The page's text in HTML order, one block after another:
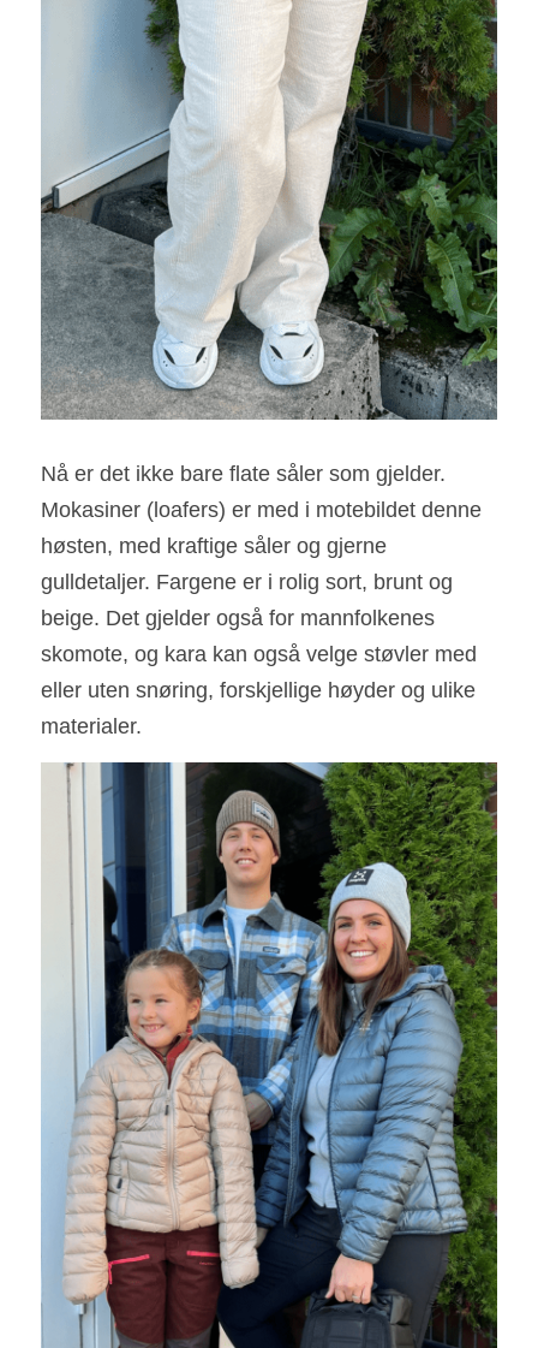
Nå er det ikke bare flate såler som gjelder.
Mokasiner (loafers) er med i motebildet denne
høsten, med kraftige såler og gjerne
gulldetaljer. Fargene er i rolig sort, brunt og
beige. Det gjelder også for mannfolkenes
skomote, og kara kan også velge støvler med
eller uten snøring, forskjellige høyder og ulike
materialer.